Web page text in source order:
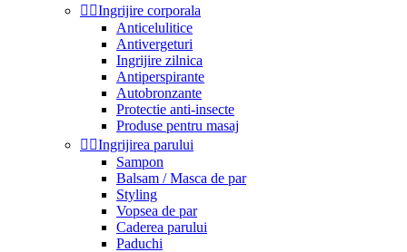
 Ingrijire corporala
Anticelulitice
Antivergeturi
Ingrijire zilnica
Antiperspirante
Autobronzante
Protectie anti-insecte
Produse pentru masaj
 Ingrijirea parului
Sampon
Balsam / Masca de par
Styling
Vopsea de par
Caderea parului
Paduchi